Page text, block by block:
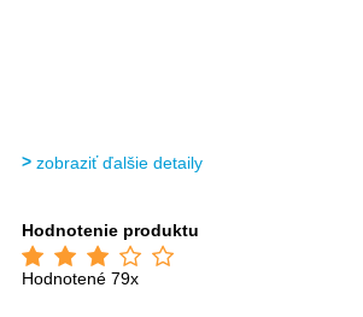
zobraziť ďalšie detaily
Hodnotenie produktu
Hodnotené 79x